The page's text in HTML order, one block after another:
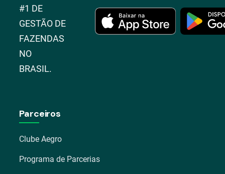
#1 DE
GESTÃO DE
FAZENDAS
NO
BRASIL.
Parceiros
Clube Aegro
Programa de Parcerias